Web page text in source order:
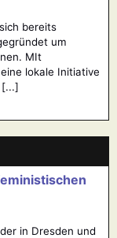
bereits
um
MIt
lokale Initiative
[...]
in Dresden und